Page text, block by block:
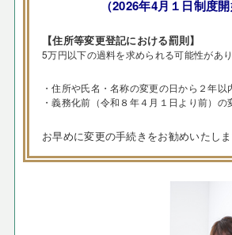
（2026年4月１日制度開
【住所等変更登記における罰則】
5万円以下の過料を求められる可能性があり
・住所や氏名・名称の変更の日から２年以
・義務化前（令和８年４月１日より前）の
お早めに変更の手続きをお勧めいたしま